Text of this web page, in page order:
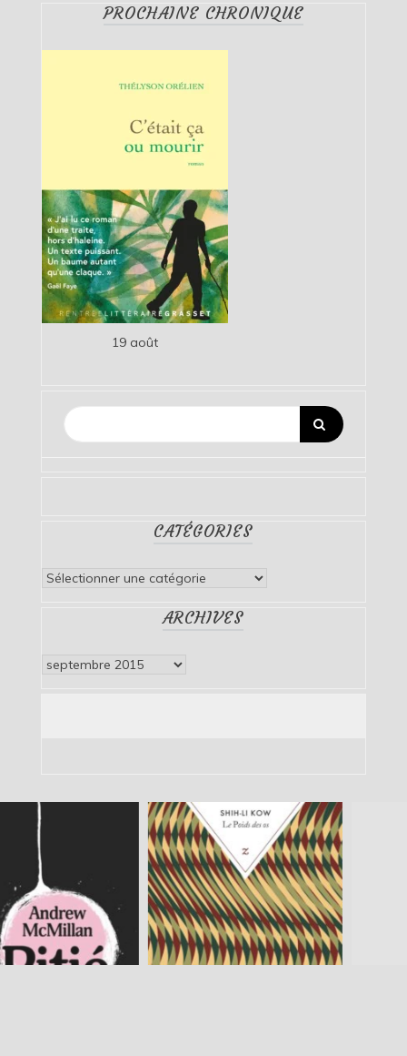
PROCHAINE CHRONIQUE
19 août
CATÉGORIES
Catégories
ARCHIVES
Archives